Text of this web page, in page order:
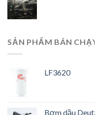
SẢN PHẨM BÁN
LF3620
Bơm dầu